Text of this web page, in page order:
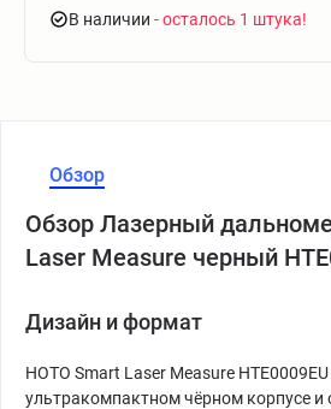
В наличии - осталось 1 штука
Обзор
Обзор Лазерный
Laser Measure черный
Дизайн и формат
HOTO Smart Laser Measure
ультракомпактном чёрном корпусе и